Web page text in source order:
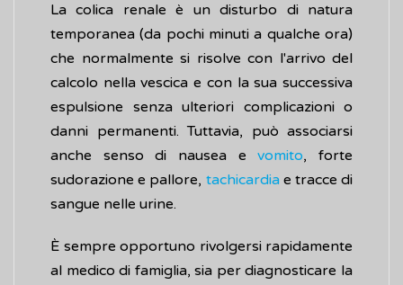
La colica renale è un disturbo di natura
temporanea (da pochi minuti a qualche ora)
che normalmente si risolve con l'arrivo del
calcolo nella vescica e con la sua successiva
espulsione senza ulteriori complicazioni o
danni permanenti. Tuttavia, può associarsi
anche senso di nausea evomito, forte
sudorazione e pallore, tachicardia e tracce di
sangue nelle urine.
È sempre opportuno rivolgersi rapidamente
al medico di famiglia, sia per diagnosticare la